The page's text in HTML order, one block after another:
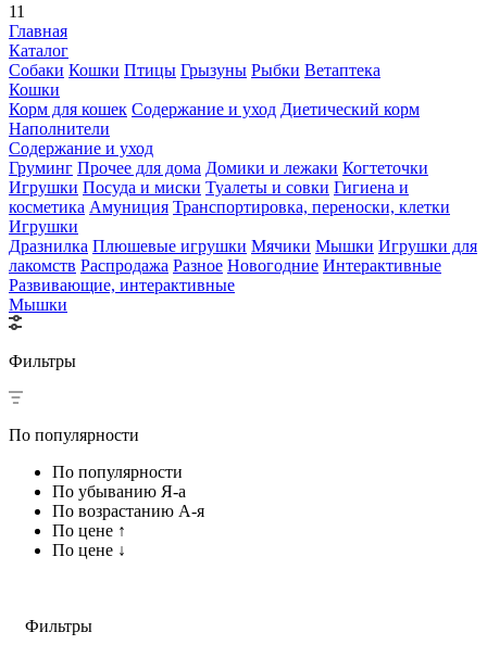
11
Главная
Каталог
Собаки Кошки Птицы Грызуны Рыбки Ветаптека
Кошки
Корм для кошек Содержание и уход Диетический корм
Наполнители
Содержание и уход
Груминг Прочее для дома Домики и лежаки Когтеточки
Игрушки Посуда и миски Туалеты и совки Гигиена и
косметика Амуниция Транспортировка, переноски, клетки
Игрушки
Дразнилка Плюшевые игрушки Мячики Мышки Игрушки для
лакомств Распродажа Разное Новогодние Интерактивные
Развивающие, интерактивные
Мышки
Фильтры
По популярности
По популярности
По убыванию Я-а
По возрастанию А-я
По цене ↑
По цене ↓
Фильтры